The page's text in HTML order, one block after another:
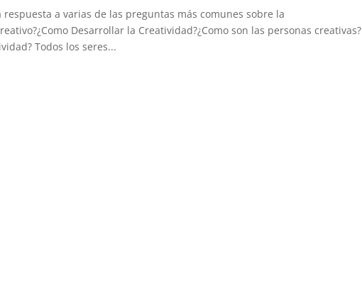
a varias de las preguntas más comunes sobre la
Desarrollar la Creatividad?¿Como son las personas creativas?
Todos los seres...